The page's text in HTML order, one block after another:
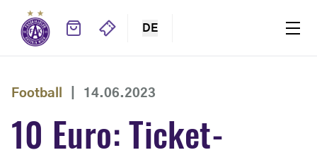
DE
Football 14.06.2023
10 Euro: Ticket-